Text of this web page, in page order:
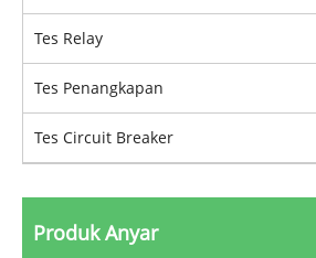
Tes Relay
Tes Penangkapan
Tes Circuit Breaker
Produk Anyar